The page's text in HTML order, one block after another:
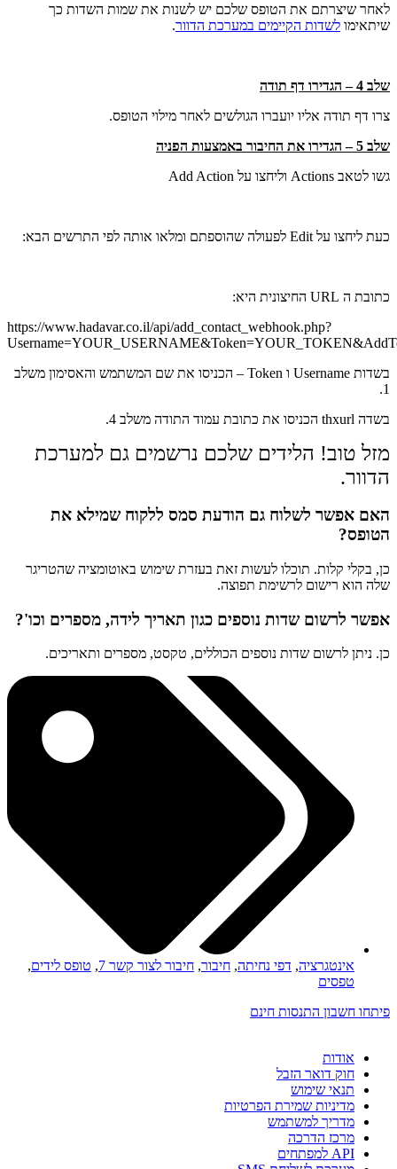
לאחר שיצרתם את הטופס שלכם יש לשנות את שמות השדות כך
שיתאימו לשדות הקיימים במערכת הדוור.
שלב 4 – הגדירו דף תודה
צרו דף תודה אליו יועברו הגולשים לאחר מילוי הטופס.
שלב 5 – הגדירו את החיבור באמצעות הפניה
גשו לטאב Actions וליחצו על Add Action
כעת ליחצו על Edit לפעולה שהוספתם ומלאו אותה לפי התרשים הבא:
כתובת ה URL החיצונית היא:
https://www.hadavar.co.il/api/add_contact_webhook.php?
בשדות Username ו Token – הכניסו את שם המשתמש והאסימון משלב
1.
בשדה thxurl הכניסו את כתובת עמוד התודה משלב 4.
מזל טוב! הלידים שלכם נרשמים גם למערכת
הדוור.
האם אפשר לשלוח גם הודעת סמס ללקוח שמילא את
הטופס?
כן, בקלי קלות. תוכלו לעשות זאת בעזרת שימוש באוטומציה שהטריגר
שלה הוא רישום לרשימת תפוצה.
אפשר לרשום שדות נוספים כגון תאריך לידה, מספרים וכו'?
כן. ניתן לרשום שדות נוספים הכוללים, טקסט, מספרים ותאריכים.
אינטגרציה, דפי נחיתה, חיבור, חיבור לצור קשר 7 , טופס לידים,
טפסים
פיתחו חשבון התנסות חינם
אודות
חוק דואר הזבל
תנאי שימוש
מדיניות שמירת הפרטיות
מדריך למשתמש
מרכז הדרכה
API למפתחים